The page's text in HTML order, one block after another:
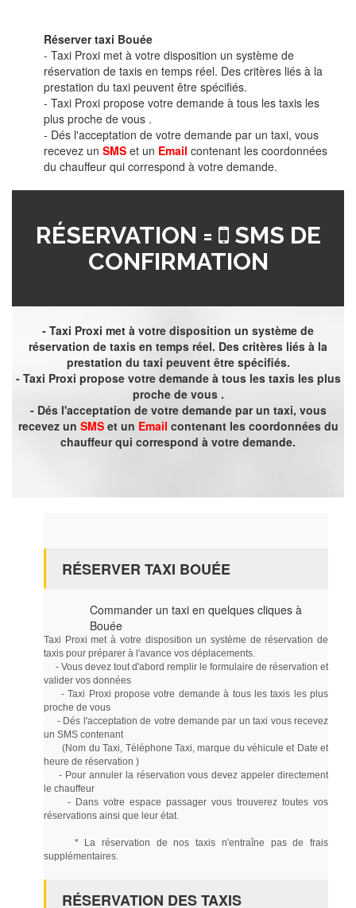
Réserver taxi Bouée
- Taxi Proxi met à votre disposition un système de
réservation de taxis en temps réel. Des critères liés à la
prestation du taxi peuvent être spécifiés.
- Taxi Proxi propose votre demande à tous les taxis les
plus proche de vous .
- Dés l'acceptation de votre demande par un taxi, vous
recevez un SMS et un Email contenant les coordonnées
du chauffeur qui correspond à votre demande.
RÉSERVATION =
SMS DE
CONFIRMATION
- Taxi Proxi met à votre disposition un système de
réservation de taxis en temps réel. Des critères liés à la
prestation du taxi peuvent être spécifiés.
- Taxi Proxi propose votre demande à tous les taxis les plus
proche de vous .
- Dés l'acceptation de votre demande par un taxi, vous
recevez un SMSet un Email contenant les coordonnées du
chauffeur qui correspond à votre demande.
RÉSERVER TAXI BOUÉE
Commander un taxi en quelques cliques à
Bouée
Taxi Proxi met à votre disposition un système de réservation de
taxis pour préparer à l'avance vos déplacements.
- Vous devez tout d'abord remplir le formulaire de réservation et
valider vos données
- Taxi Proxi propose votre demande à tous les taxis les plus
proche de vous
- Dés l'acceptation de votre demande par un taxi vous recevez
un SMS contenant
(Nom du Taxi, Téléphone Taxi, marque du véhicule et Date et
heure de réservation )
- Pour annuler la réservation vous devez appeler directement
le chauffeur
- Dans votre espace passager vous trouverez toutes vos
réservations ainsi que leur état.
* La réservation de nos taxis n'entraîne pas de frais
supplémentaires.
RÉSERVATION DES TAXIS